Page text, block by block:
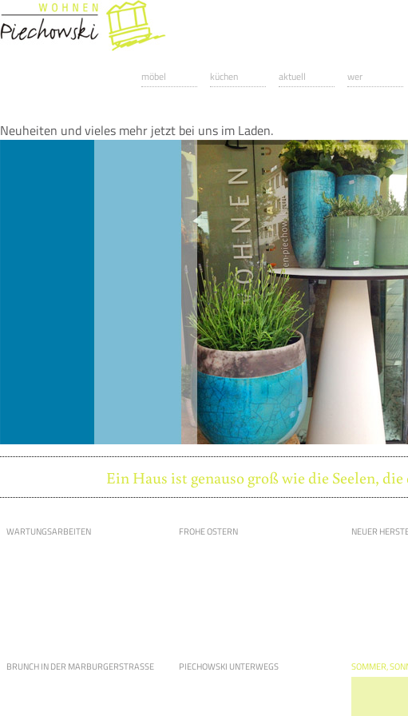
möbel küchen aktuell wer
Neuheiten und vieles mehr jetzt bei uns im Laden.
Ein Haus ist genauso groß wie die Seelen,
WARTUNGSARBEITEN FROHE OSTERN NEUER
BRUNCH IN DER MARBURGERSTRASSE PIECHOWSKI UNTERWEGS SOMMER,